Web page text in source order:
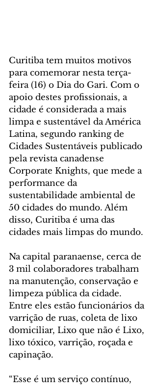
Curitiba tem muitos motivos
para comemorar nesta terça-
feira (16) o Dia do Gari. Com o
apoio destes profissionais, a
cidade é considerada a mais
limpa e sustentável da América
Latina, segundo ranking de
Cidades Sustentáveis publicado
pela revista canadense
Corporate Knights, que mede a
performance da
sustentabilidade ambiental de
50 cidades do mundo. Além
disso, Curitiba é uma das
cidades mais limpas do mundo.
Na capital paranaense, cerca de
3 mil colaboradores trabalham
na manutenção, conservação e
limpeza pública da cidade.
Entre eles estão funcionários da
varrição de ruas, coleta de lixo
domiciliar, Lixo que não é Lixo,
lixo tóxico, varrição, roçada e
capinação.
“Esse é um serviço contínuo,